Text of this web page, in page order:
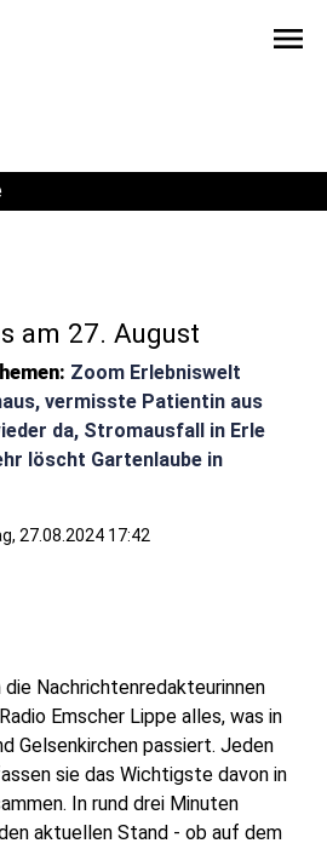
menu
am 27. August
Zoom Erlebniswelt
vermisste Patientin aus
da, Stromausfall in Erle
löscht Gartenlaube in
27.08.2024 17:42
Nachrichtenredakteurinnen
Emscher Lippe alles, was in
Gelsenkirchen passiert. Jeden
sie das Wichtigste davon in
In rund drei Minuten
aktuellen Stand - ob auf dem